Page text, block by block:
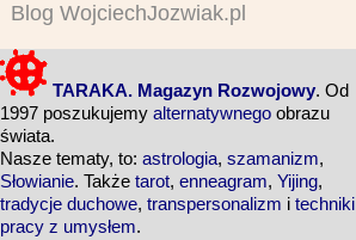
Blog WojciechJozwiak.pl
TARAKA. Magazyn Rozwojowy. Od
1997 poszukujemy alternatywnego obrazu
świata.
Nasze tematy, to: astrologia, szamanizm,
Słowianie. Także tarot, enneagram, Yijing,
tradycje duchowe, transpersonalizm i techniki
pracy z umysłem.